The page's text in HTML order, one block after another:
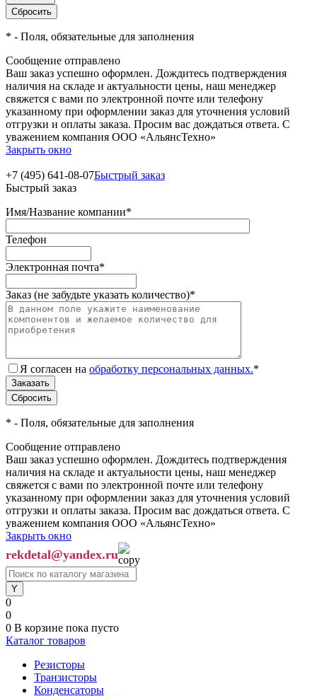
* - Поля, обязательные для заполнения
Сообщение отправлено
Ваш заказ успешно оформлен. Дождитесь подтверждения
наличия на складе и актуальности цены, наш менеджер
свяжется с вами по электронной почте или телефону
указанному при оформлении заказ для уточнения условий
отгрузки и оплаты заказа. Просим вас дождаться ответа. С
уважением компания ООО «АльянсТехно»
Закрыть окно
+7 (495) 641-08-07Быстрый заказ
Быстрый заказ
Имя/Название компании*
Телефон
Электронная почта*
Заказ (не забудьте указать количество)*
Я согласен на обработку персональных данных.*
* - Поля, обязательные для заполнения
Сообщение отправлено
Ваш заказ успешно оформлен. Дождитесь подтверждения
наличия на складе и актуальности цены, наш менеджер
свяжется с вами по электронной почте или телефону
указанному при оформлении заказ для уточнения условий
отгрузки и оплаты заказа. Просим вас дождаться ответа. С
уважением компания ООО «АльянсТехно»
Закрыть окно
rekdetal@yandex.ru
0
0
0 В корзине пока пусто
Каталог товаров
Резисторы
Транзисторы
Конденсаторы